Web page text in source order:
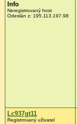
Info
Neregistrovaný host
Odeslán z: 195.113.197.98
Lc937gt11
Registrovaný uživatel